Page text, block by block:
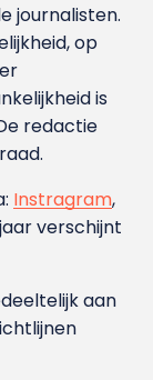
journalisten.
op
is
redactie
Instragram,
verschijnt
aan